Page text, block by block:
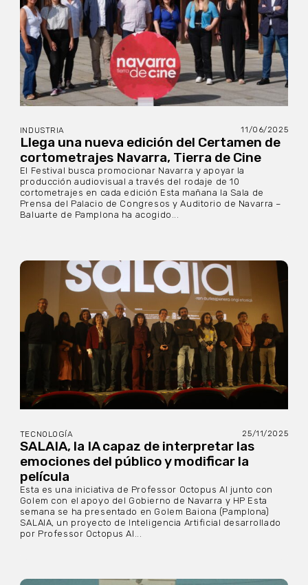
INDUSTRIA 11/06/2025
Llega una nueva edición del Certamen de
cortometrajes Navarra, Tierra de Cine
El Festival busca promocionar Navarra y apoyar la
producción audiovisual a través del rodaje de 10
cortometrajes en cada edición Esta mañana la Sala de
Prensa del Palacio de Congresos y Auditorio de Navarra –
Baluarte de Pamplona ha acogido...
TECNOLOGÍA 25/11/2025
SALAIA, la IA capaz de interpretar las
emociones del público y modificar la
película
Esta es una iniciativa de Professor Octopus AI junto con
Golem con el apoyo del Gobierno de Navarra y HP Esta
semana se ha presentado en Golem Baiona (Pamplona)
SALAIA, un proyecto de Inteligencia Artificial desarrollado
por Professor Octopus AI...